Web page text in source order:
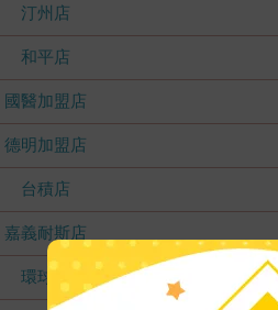
汀州店
和平店
國醫加盟店
德明加盟店
台積店
嘉義耐斯店
環球店